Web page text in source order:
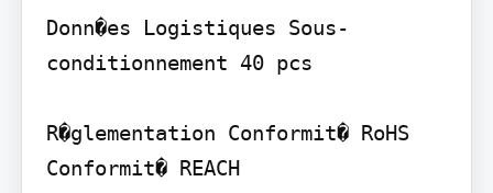
Donn�es Logistiques Sous-
conditionnement 40 pcs
R�glementation Conformit� RoHS
Conformit� REACH